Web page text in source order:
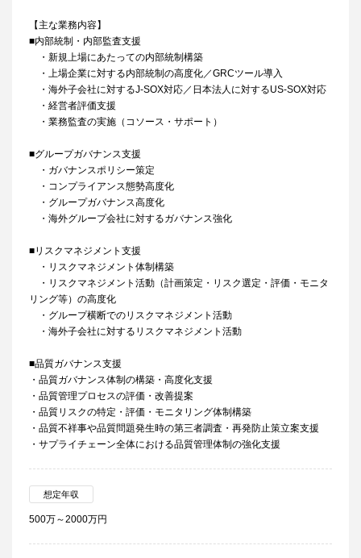
【主な業務内容】
■内部統制・内部監査支援
・新規上場にあたっての内部統制構築
・上場企業に対する内部統制の高度化／GRCツール導入
・海外子会社に対するJ-SOX対応／日本法人に対するUS-SOX対応
・経営者評価支援
・業務監査の実施（コソース・サポート）
■グループガバナンス支援
・ガバナンスポリシー策定
・コンプライアンス態勢高度化
・グループガバナンス高度化
・海外グループ会社に対するガバナンス強化
■リスクマネジメント支援
・リスクマネジメント体制構築
・リスクマネジメント活動（計画策定・リスク選定・評価・モニタ
リング等）の高度化
・グループ横断でのリスクマネジメント活動
・海外子会社に対するリスクマネジメント活動
■品質ガバナンス支援
・品質ガバナンス体制の構築・高度化支援
・品質管理プロセスの評価・改善提案
・品質リスクの特定・評価・モニタリング体制構築
・品質不祥事や品質問題発生時の第三者調査・再発防止策立案支援
・サプライチェーン全体における品質管理体制の強化支援
想定年収
500万～2000万円